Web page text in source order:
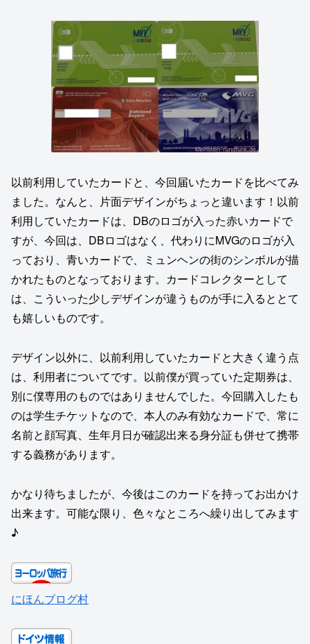
以前利用していたカードと、今回届いたカードを比べてみ
ました。なんと、片面デザインがちょっと違います！以前
利用していたカードは、DBのロゴが入った赤いカードで
すが、今回は、DBロゴはなく、代わりにMVGのロゴが入
っており、青いカードで、ミュンヘンの街のシンボルが描
かれたものとなっております。カードコレクターとして
は、こういった少しデザインが違うものが手に入るととて
も嬉しいものです。
デザイン以外に、以前利用していたカードと大きく違う点
は、利用者についてです。以前僕が買っていた定期券は、
別に僕専用のものではありませんでした。今回購入したも
のは学生チケットなので、本人のみ有効なカードで、常に
名前と顔写真、生年月日が確認出来る身分証も併せて携帯
する義務があります。
かなり待ちましたが、今後はこのカードを持ってお出かけ
出来ます。可能な限り、色々なところへ繰り出してみます
♪
にほんブログ村